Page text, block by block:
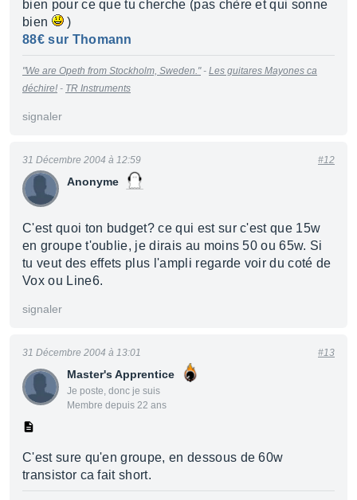
bien pour ce que tu cherche (pas chère et qui sonne
bien
)
88€ sur Thomann
"We are Opeth from Stockholm, Sweden."- Les guitares Mayones ca
déchire! - TR Instruments
signaler
Anonyme
31 Décembre 2004 à 12:59 #12
C'est quoi ton budget? ce qui est sur c'est que 15w
en groupe t'oublie, je dirais au moins 50 ou 65w. Si
tu veut des effets plus l'ampli regarde voir du coté de
Vox ou Line6.
signaler
Master's Apprentice
Je poste, donc je suis
Membre depuis 22 ans
31 Décembre 2004 à 13:01 #13
C'est sure qu'en groupe, en dessous de 60w
transistor ca fait short.